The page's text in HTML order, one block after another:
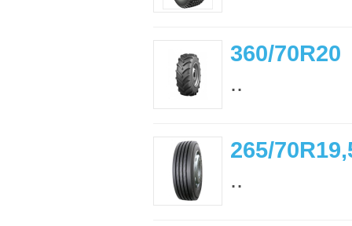
360/70R20
..
265/
..